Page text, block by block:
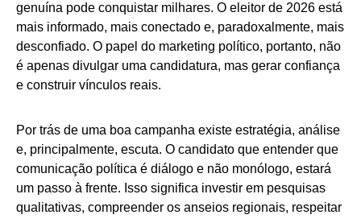
genuína pode conquistar milhares. O eleitor de 2026 está
mais informado, mais conectado e, paradoxalmente, mais
desconfiado. O papel do marketing político, portanto, não
é apenas divulgar uma candidatura, mas gerar confiança
e construir vínculos reais.
Por trás de uma boa campanha existe estratégia, análise
e, principalmente, escuta. O candidato que entender que
comunicação política é diálogo e não monólogo, estará
um passo à frente. Isso significa investir em pesquisas
qualitativas, compreender os anseios regionais, respeitar